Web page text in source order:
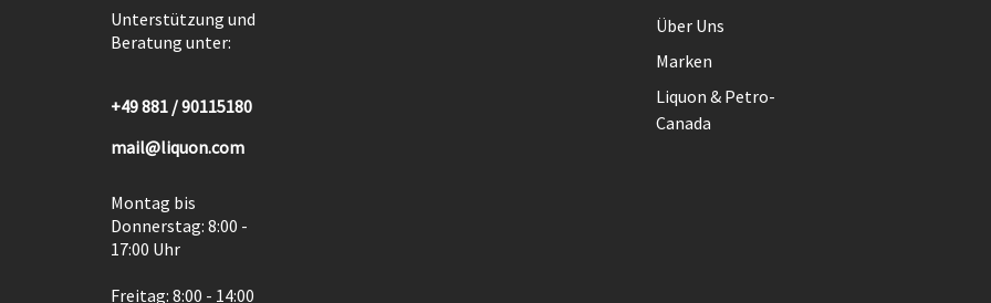
Unterstützung und
Beratung unter:
+49 881 / 90115180
mail@liquon.com
Montag bis
Donnerstag: 8:00 -
17:00 Uhr
Freitag: 8:00 - 14:00
Über Uns
Marken
Liquon & Petro-
Canada